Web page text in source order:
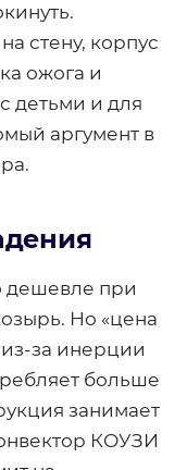
стену, корпус
ожога и
детьми и для
аргумент в
дешевле при
Но «цена
из-за инерции
больше
занимает
КОУЗИ